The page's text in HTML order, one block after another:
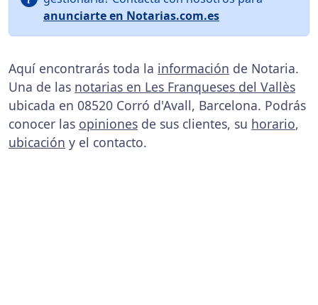
anunciarte en Notarias.com.es
Aquí encontrarás toda la información de Notaria.
Una de las notarias en Les Franqueses del Vallès
ubicada en 08520 Corró d'Avall, Barcelona. Podrás
conocer las opiniones de sus clientes, su horario,
ubicación y el contacto.